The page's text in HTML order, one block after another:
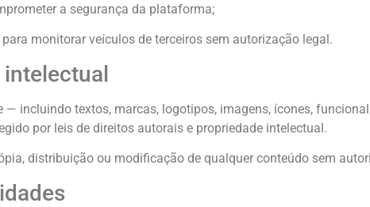
a segurança da plataforma;
monitorar veículos de terceiros sem autorização legal.
— incluindo textos, marcas, logotipos, imagens, ícones,
por leis de direitos autorais e propriedade intelectual.
distribuição ou modificação de qualquer conteúdo sem